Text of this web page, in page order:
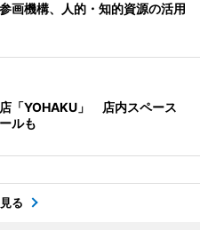
画機構、人的・知的資源の活用
「YOHAKU」 店内スペース
ルも
る